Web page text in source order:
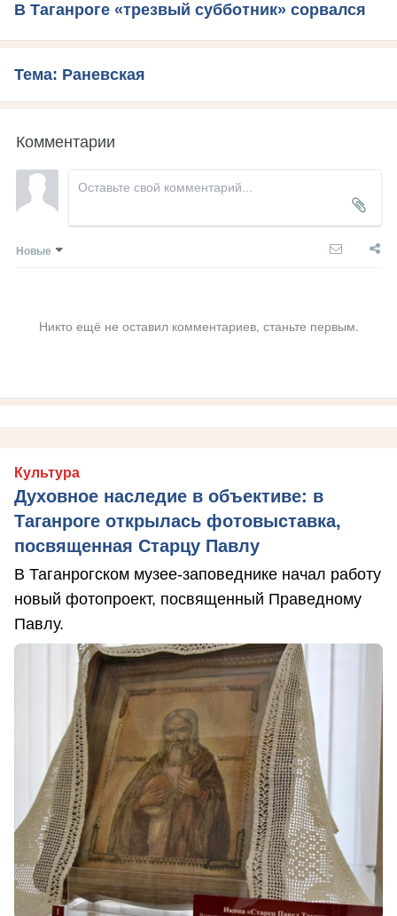
В Таганроге «трезвый субботник» сорвался
Тема: Раневская
Комментарии
Новые
Никто ещё не оставил комментариев, станьте первым.
Культура
Духовное наследие в объективе: в
Таганроге открылась фотовыставка,
посвященная Старцу Павлу
В Таганрогском музее-заповеднике начал работу
новый фотопроект, посвященный Праведному
Павлу.